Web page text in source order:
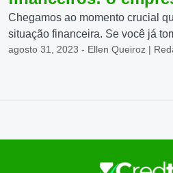
Chegamos ao momento crucial
situação financeira. Se você já
agosto 31, 2023 - Ellen Queiroz |